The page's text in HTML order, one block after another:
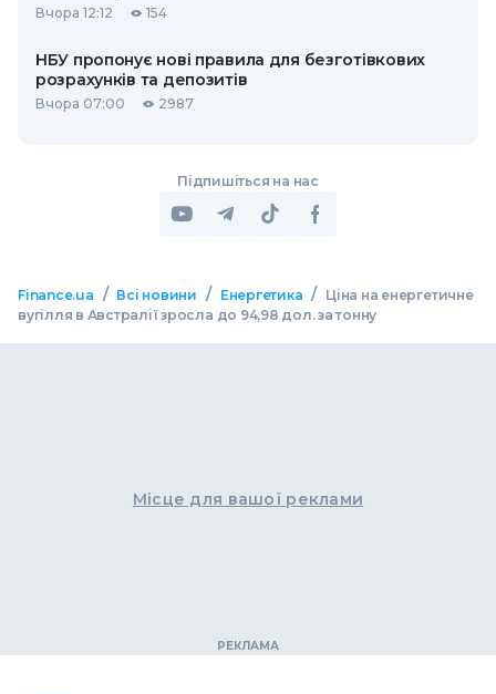
Вчора 12:12 154
НБУ пропонує нові правила для безготівкових
розрахунків та депозитів
Вчора 07:00 2987
Підпишіться на нас
Finance.ua / Всі новини / Енергетика / Ціна на енергетичне
вугілля в Австралії зросла до 94,98 дол. за тонну
Місце для вашої реклами